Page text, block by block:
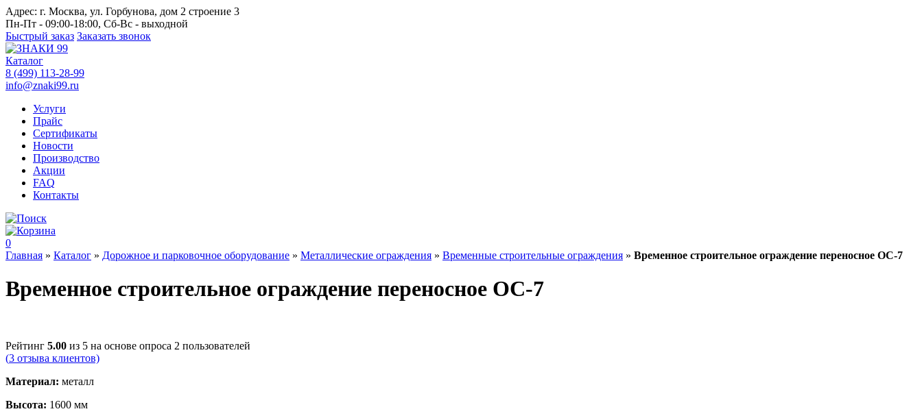
Адрес: г. Москва, ул. Горбунова, дом 2 строение 3
Пн-Пт - 09:00-18:00, Сб-Вс - выходной
Быстрый заказ Заказать звонок
Каталог
8 (499) 113-28-99
info@znaki99.ru
Услуги
Прайс
Сертификаты
Новости
Производство
Акции
FAQ
Контакты
0
Главная » Каталог » Дорожное и парковочное оборудование » Металлические ограждения » Временные строительные ограждения » Временное строительное ограждение переносное ОС-7
Временное строительное ограждение переносное ОС-7
Рейтинг 5.00 из 5 на основе опроса 2 пользователей
(3 отзыва клиентов)
Материал: металл
Высота: 1600 мм